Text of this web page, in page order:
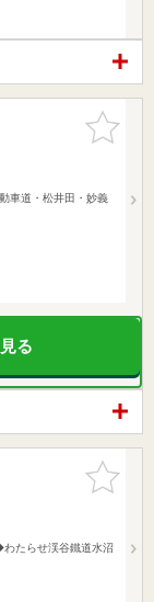
お気に入
りに追加
車道・松井田・妙義
る
お気に入
りに追加
たらせ渓谷鐵道水沼